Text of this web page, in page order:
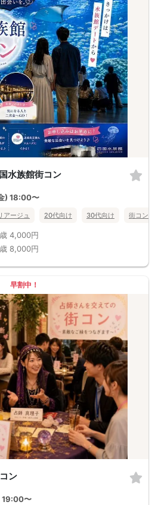
水族館街コン
) 18:00〜
アージュ 20代向け 30代向け 街コン
4,000円
8,000円
早割中！
ン
19:00〜